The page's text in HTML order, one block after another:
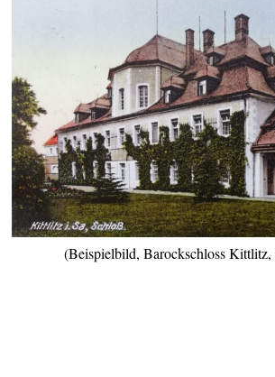
(Beispielbild, Barockschloss Kittlitz,